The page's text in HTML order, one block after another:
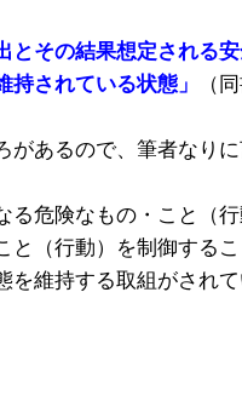
とその結果想定される
されている状態」
（
があるので、筆者なり
る危険なもの・こと（
と（行動）を制御する
維持する取組がされて